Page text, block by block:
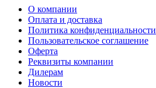
О компании
Оплата и доставка
Политика конфиденциальности
Пользовательское соглашение
Оферта
Реквизиты компании
Дилерам
Новости